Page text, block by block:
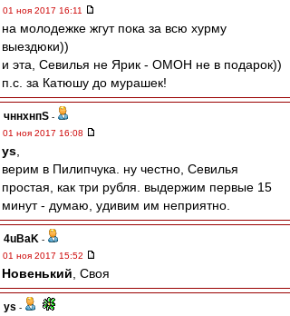
01 ноя 2017 16:11
на молодежке жгут пока за всю хурму
выездюки))
и эта, Севилья не Ярик - ОМОН не в подарок))
п.с. за Катюшу до мурашек!
чннхнпS -
01 ноя 2017 16:08
ys
верим в Пилипчука. ну честно, Севилья
простая, как три рубля. выдержим первые 15
минут - думаю, удивим им неприятно.
4uBaK -
01 ноя 2017 15:52
Новенький , Своя
ys -